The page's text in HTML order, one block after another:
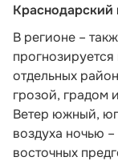
Краснодарский
В регионе –
отдельных
грозой, градом
Ветер южный,
воздуха ночью
восточных